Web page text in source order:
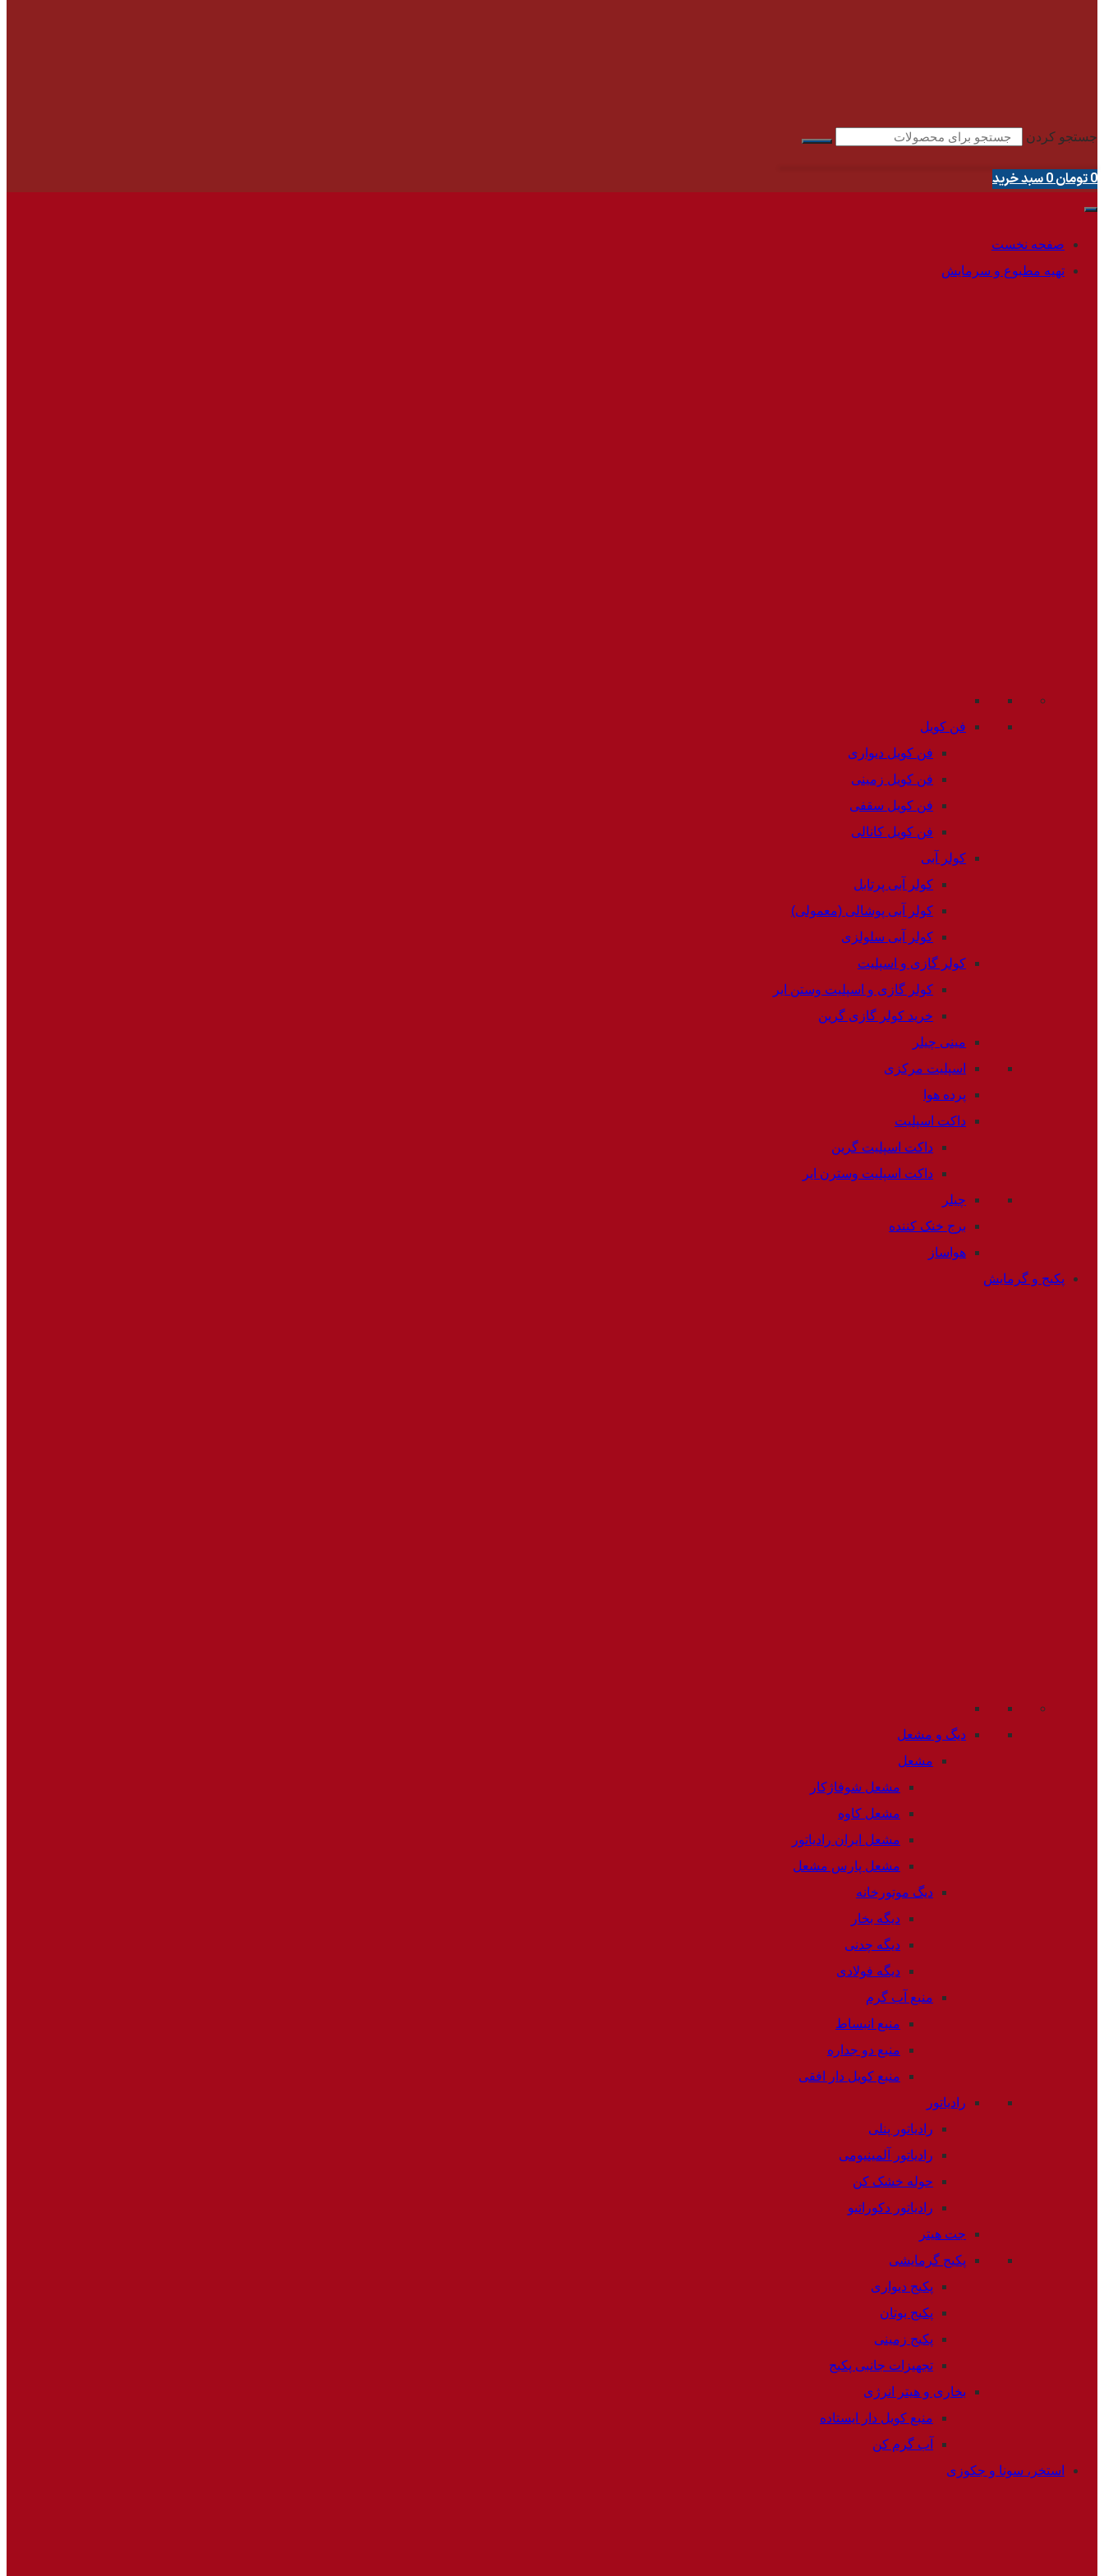
جستجو کردن
0تومان0سبد خرید
صفحه نخست
تهیه مطبوع و سرمایش
فن کویل
فن کویل دیواری
فن کویل زمینی
فن کویل سقفی
فن کویل کانالی
کولر آبی
کولر آبی پرتابل
کولر آبی پوشالی (معمولی)
کولر آبی سلولزی
کولر گازی و اسپلیت
کولر گازی و اسپلیت وستن ایر
خرید کولر گازی گرین
مینی چیلر
اسپلیت مرکزی
پرده هوا
داکت اسپلیت
داکت اسپلیت گرین
داکت اسپلیت وسترن ایر
چیلر
برج خنک کننده
هواساز
پکیج و گرمایش
دیگ و مشعل
مشعل
مشعل شوفاژکار
مشعل کاوه
مشعل ایران رادیاتور
مشعل پارس مشعل
دیگ موتورخانه
دیگه بخار
دیگه چدنی
دیگه فولادی
منبع آب گرم
منبع انبساط
منبع دو جداره
منبع کویل دار افقی
رادیاتور
رادیاتور پنلی
رادیاتور آلمینیومی
حوله خشک کن
رادیاتور دکوراتیو
جت هیتر
پکیج گرمایشی
پکیج دیواری
پکیج بوتان
پکیج زمینی
تجهیزات جانبی پکیج
بخاری و هیتر انرژی
منبع کویل دار ایستاده
آب گرم کن
استخر، سونا و جکوزی